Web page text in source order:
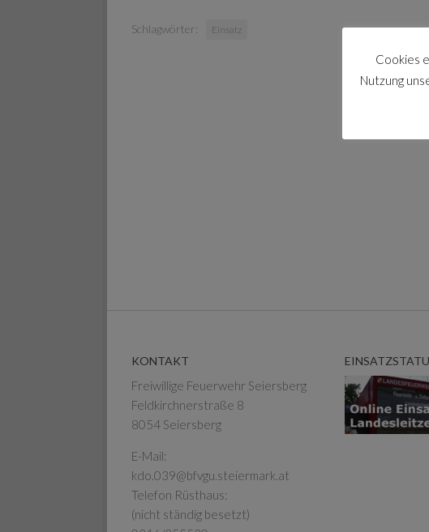
Schlagwörter: Einsatz
KONTAKT
Freiwillige Feuerwehr Seiersberg
Feldkirchnerstraße 8
8054 Seiersberg
E-Mail:
kdo.039@bfvgu.steiermark.at
Telefon Rüsthaus:
(nicht ständig besetzt)
Cookies
Nutzung